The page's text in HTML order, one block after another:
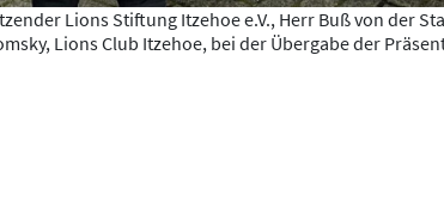
Lions Stiftung Itzehoe e.V., Herr Buß von der
Lions Club Itzehoe, bei der Übergabe der